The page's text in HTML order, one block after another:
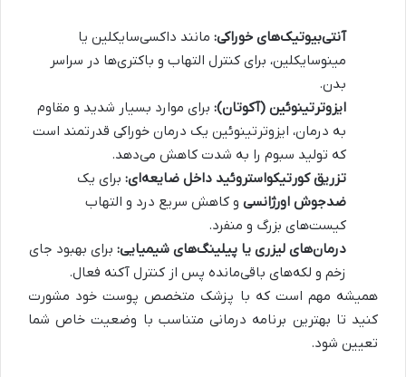
آنتی‌بیوتیک‌های خوراکی: مانند داکسی‌سایکلین یا
مینوسایکلین، برای کنترل التهاب و باکتری‌ها در سراسر
بدن.
ایزوترتینوئین (آکوتان): برای موارد بسیار شدید و مقاوم
به درمان، ایزوترتینوئین یک درمان خوراکی قدرتمند است
که تولید سبوم را به شدت کاهش می‌دهد.
تزریق کورتیکواستروئید داخل ضایعه‌ای: برای یک
ضدجوش اورژانسی و کاهش سریع درد و التهاب
کیست‌های بزرگ و منفرد.
درمان‌های لیزری یا پیلینگ‌های شیمیایی: برای بهبود جای
زخم و لکه‌های باقی‌مانده پس از کنترل آکنه فعال.
همیشه مهم است که با پزشک متخصص پوست خود مشورت
کنید تا بهترین برنامه درمانی متناسب با وضعیت خاص شما
تعیین شود.